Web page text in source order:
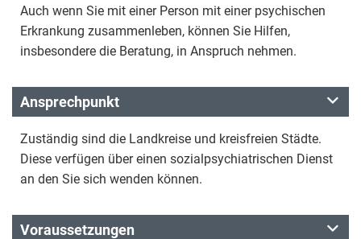
Auch wenn Sie mit einer Person mit einer psychischen
Erkrankung zusammenleben, können Sie Hilfen,
insbesondere die Beratung, in Anspruch nehmen.
Ansprechpunkt
Zuständig sind die Landkreise und kreisfreien Städte.
Diese verfügen über einen sozialpsychiatrischen Dienst
an den Sie sich wenden können.
Voraussetzungen